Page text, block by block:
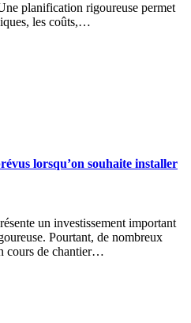
planification rigoureuse permet
les coûts,…
lorsqu’on souhaite installer
un investissement important
Pourtant, de nombreux
cours de chantier…